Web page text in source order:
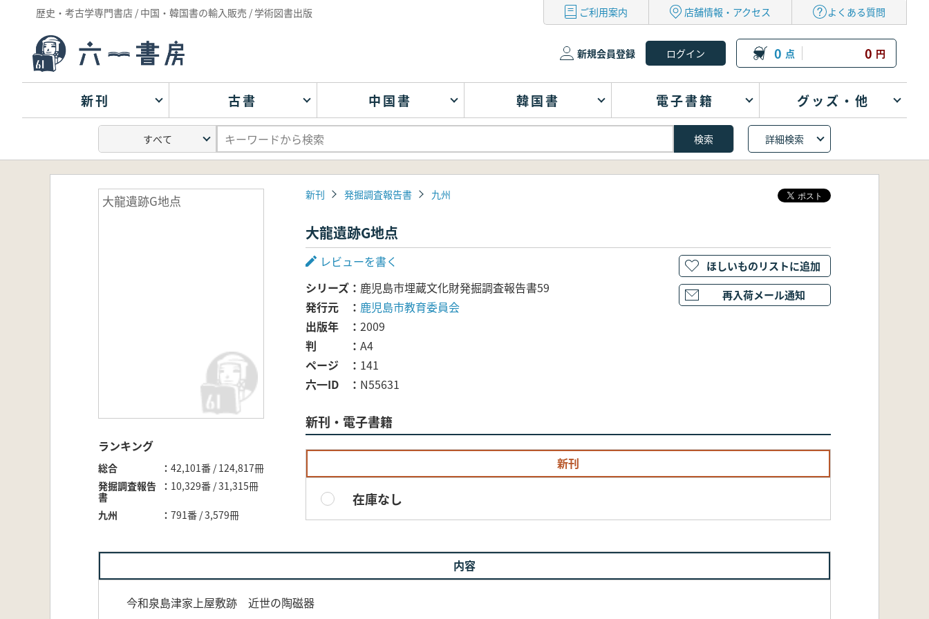
歴史・考古学専門書店 / 中国・韓国書の輸入販売 / 学術図書出版 ご利用案内 店舗情報・アクセス よくある質問
新規会員登録 0 点 0 円
新刊 古書 中国書 韓国書 電子書籍 グッズ・他
詳細検索
大龍遺跡G地点
ランキング
総合
42,101番 / 124,817冊
発掘調査報告
書
10,329番 / 31,315冊
九州 791番 / 3,579冊
新刊 発掘調査報告書 九州
大龍遺跡G地点
レビューを書く
シリーズ
鹿児島市埋蔵文化財発掘調査報告書59
発行元
鹿児島市教育委員会
出版年
2009
判
A4
ページ
141
六一ID
N55631
新刊・電子書籍
新刊
在庫なし
ほしいものリストに追加
再入荷メール通知
内容
今和泉島津家上屋敷跡 近世の陶磁器